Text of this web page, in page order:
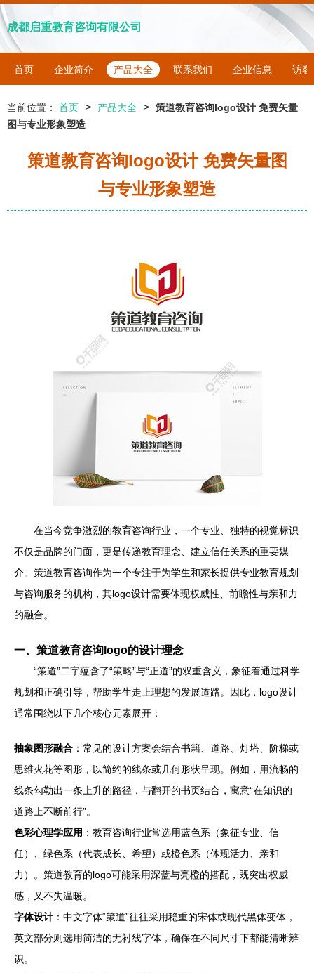
成都启重教育咨询有限公司
首页 企业简介 产品大全 联系我们 企业信息 访客
当前位置： 首页 > 产品大全 > 策道教育咨询logo设计 免费矢量
图与专业形象塑造
策道教育咨询logo设计 免费矢量图
与专业形象塑造
在当今竞争激烈的教育咨询行业，一个专业、独特的视觉标识
不仅是品牌的门面，更是传递教育理念、建立信任关系的重要媒
介。策道教育咨询作为一个专注于为学生和家长提供专业教育规划
与咨询服务的机构，其logo设计需要体现权威性、前瞻性与亲和力
的融合。
一、策道教育咨询logo的设计理念
“策道”二字蕴含了“策略”与“正道”的双重含义，象征着通过科学
规划和正确引导，帮助学生走上理想的发展道路。因此，logo设计
通常围绕以下几个核心元素展开：
抽象图形融合 ：常见的设计方案会结合书籍、道路、灯塔、阶梯或
思维火花等图形，以简约的线条或几何形状呈现。例如，用流畅的
线条勾勒出一条上升的路径，与翻开的书页结合，寓意“在知识的
道路上不断前行”。
色彩心理学应用 ：教育咨询行业常选用蓝色系（象征专业、信
任）、绿色系（代表成长、希望）或橙色系（体现活力、亲和
力）。策道教育的logo可能采用深蓝与亮橙的搭配，既突出权威
感，又不失温暖。
字体设计 ：中文字体“策道”往往采用稳重的宋体或现代黑体变体，
英文部分则选用简洁的无衬线字体，确保在不同尺寸下都能清晰辨
识。